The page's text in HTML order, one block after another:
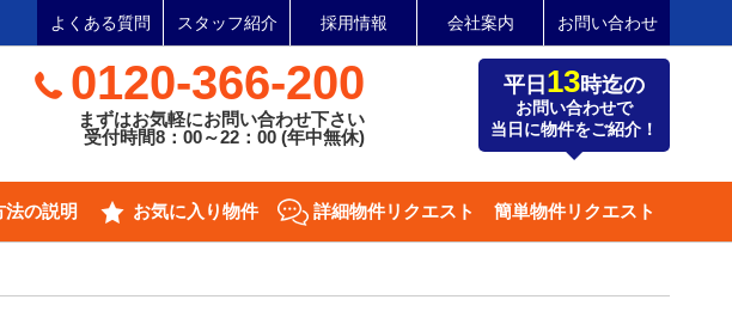
よくある質問 スタッフ紹介 採用情報 会社案内 お問い合わせ
0120-366-200
まずはお気軽にお問い合わせ下さい
受付時間8：00～22：00 (年中無休)
平日 13時迄の
お問い合わせで
当日に物件をご紹介！
の説明 お気に入り物件 詳細物件リクエスト 簡単物件リクエスト